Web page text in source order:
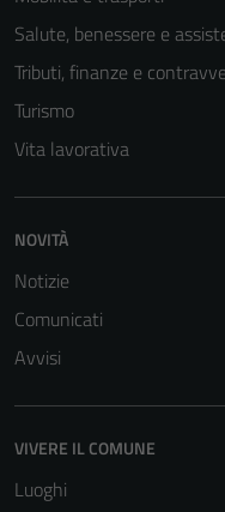
Salute, benessere e
Tributi, finanze e
Turismo
Vita lavorativa
NOVITÀ
Notizie
Comunicati
Avvisi
VIVERE IL COMUNE
Luoghi